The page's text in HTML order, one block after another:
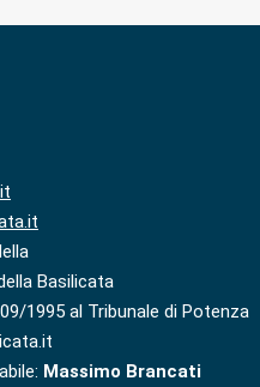
Basilicata
1995 al Tribunale di Potenza
Massimo Brancati